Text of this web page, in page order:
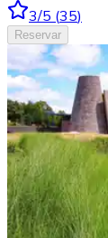
3/5 (35)
Reservar